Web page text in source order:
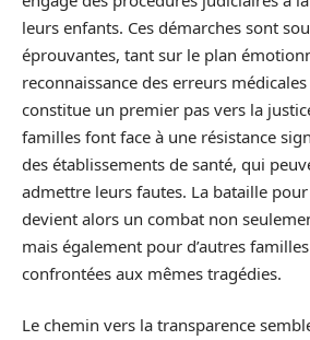
leurs enfants. Ces démarches sont
éprouvantes, tant sur le plan
reconnaissance des erreurs
constitue un premier pas vers la
familles font face à une résistance
des établissements de santé, qui
admettre leurs fautes. La bataille
devient alors un combat non
mais également pour d’autres
confrontées aux mêmes tragédies.
Le chemin vers la transparence